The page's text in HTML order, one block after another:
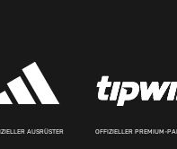
AUSRÜSTER OFFIZIELLER PREMIUM-